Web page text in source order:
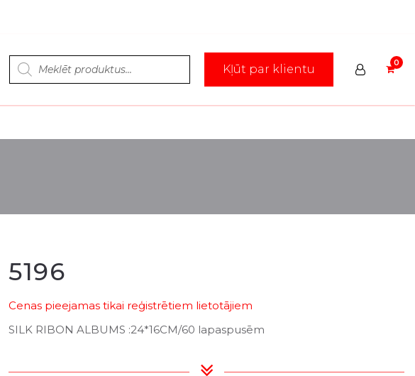
Products
search Kļūt par klientu
5196
Cenas pieejamas tikai reģistrētiem lietotājiem
SILK RIBON ALBUMS :24*16CM/60 lapaspusēm